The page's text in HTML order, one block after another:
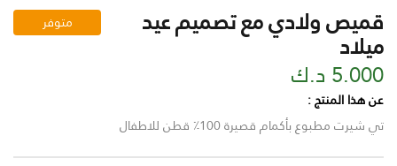
قميص ولادي مع تصميم عيد
ميلاد
متوفر
5.000 د.ك
عن هذا المنتج :
تي شيرت مطبوع بأكمام قصيرة 100٪ قطن للاطفال